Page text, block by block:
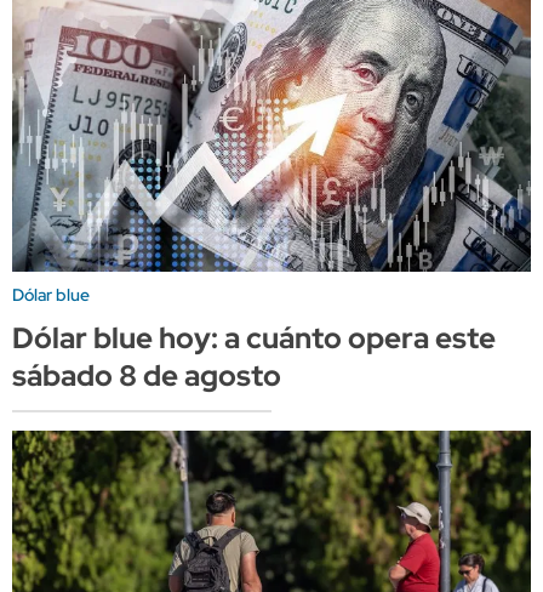
Dólar blue
Dólar blue hoy: a cuánto opera este
sábado 8 de agosto